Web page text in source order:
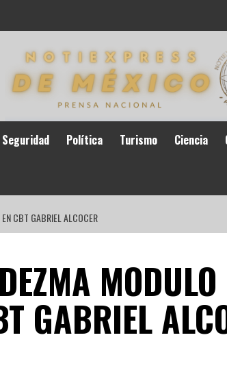
Seguridad Política Turismo Ciencia
CBT GABRIEL ALCOCER
MODULO
GABRIEL